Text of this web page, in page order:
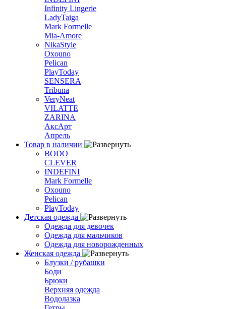
Infinity Lingerie
LadyTaiga
Mark Formelle
Mia-Amore
NikaStyle
Oxouno
Pelican
PlayToday
SENSERA
Tribuna
VeryNeat
VILATTE
ZARINA
АксАрт
Апрель
Товар в наличии
BODO
CLEVER
INDEFINI
Mark Formelle
Oxouno
Pelican
PlayToday
Детская одежда
Одежда для девочек
Одежда для мальчиков
Одежда для новорожденных
Женская одежда
Блузки / рубашки
Боди
Брюки
Верхняя одежда
Водолазка